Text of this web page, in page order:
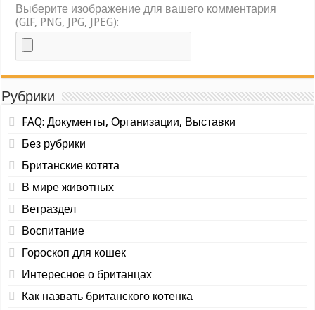
Выберите изображение для вашего комментария
(GIF, PNG, JPG, JPEG):
Рубрики
FAQ: Документы, Организации, Выставки
Без рубрики
Британские котята
В мире животных
Ветраздел
Воспитание
Гороскоп для кошек
Интересное о британцах
Как назвать британского котенка